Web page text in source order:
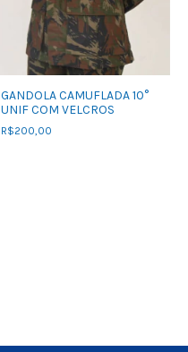
GANDOLA CAMUFLADA 10°
UNIF COM VELCROS
R$200,00